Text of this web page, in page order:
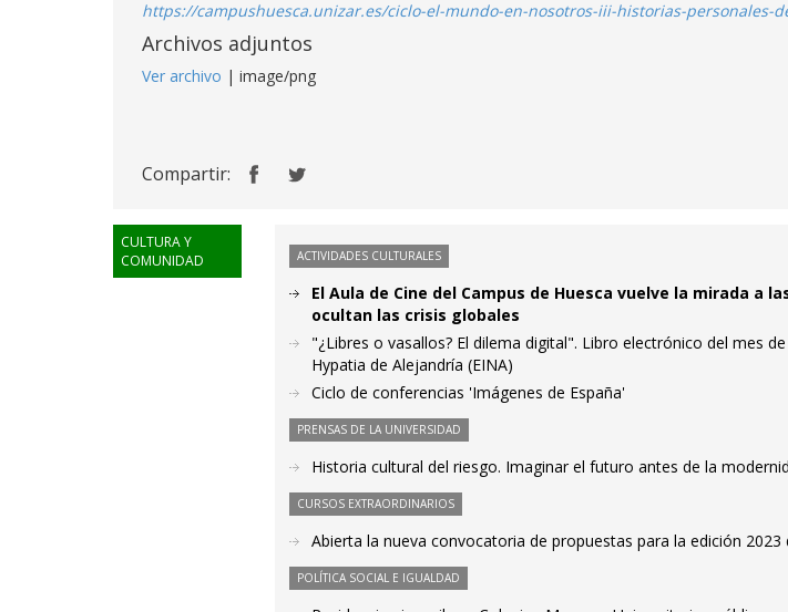
https://campushuesca.unizar.es/ciclo-el-mundo-en-nosotros-iii-historias-personales-
Archivos adjuntos
Ver archivo | image/png
Compartir:
CULTURA Y
COMUNIDAD
ACTIVIDADES CULTURALES
El Aula de Cine del Campus de Huesca vuelve la mirada a
ocultan las crisis globales
"¿Libres o vasallos? El dilema digital". Libro electrónico del mes
Hypatia de Alejandría (EINA)
Ciclo de conferencias 'Imágenes de España'
PRENSAS DE LA UNIVERSIDAD
Historia cultural del riesgo. Imaginar el futuro antes de la
CURSOS EXTRAORDINARIOS
Abierta la nueva convocatoria de propuestas para la edición
POLÍTICA SOCIAL E IGUALDAD